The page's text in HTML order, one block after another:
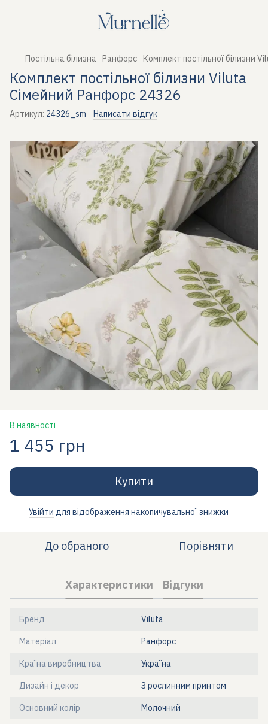
Постільна білизна Ранфорс Комплект постільної білизни
Комплект постільної білизни Viluta
Сімейний Ранфорс 24326
Артикул: 24326_sm Написати відгук
В наявності
1 455 грн
Купити
Увійти для відображення накопичувальної знижки
До обраного Порівняти
Характеристики Відгуки
Бренд Viluta
Матеріал Ранфорс
Країна виробництва Україна
Дизайн і декор З рослинним принтом
Основний колір Молочний